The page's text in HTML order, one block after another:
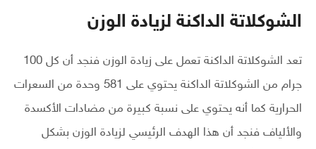
الشوكلاتة الداكنة لزيادة الوزن
تعد الشوكلاتة الداكنة تعمل على زيادة الوزن فنجد أن كل 100
جرام من الشوكلاتة الداكنة يحتوي على 581 وحدة من السعرات
الحرارية كما أنه يحتوي على نسبة كبيرة من مضادات الأكسدة
والألياف فنجد أن هذا الهدف الرئيسي لزيادة الوزن بشكل